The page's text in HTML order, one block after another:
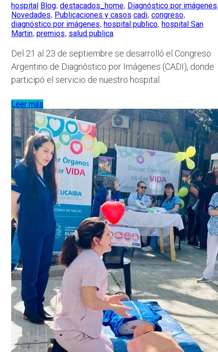
hospital Blog, destacados_home, Diagnóstico por imágenes
Novedades, Publicaciones y casos cadi, congreso,
diagnóstico por imágenes, hospital publico, hospital San
Martin, premios, salud publica
Del 21 al 23 de septiembre se desarrolló el Congreso
Argentino de Diagnóstico por Imágenes (CADI), donde
participó el servicio de nuestro hospital.
Leer más